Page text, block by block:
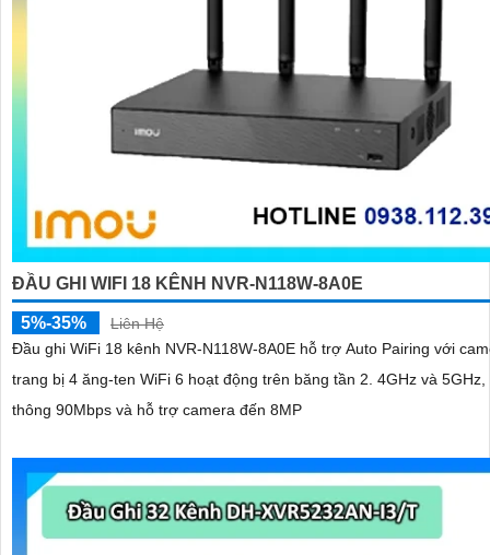
ĐẦU GHI WIFI 18 KÊNH NVR-N118W-8A0E
5%-35%
Liên Hệ
Đầu ghi WiFi 18 kênh NVR-N118W-8A0E hỗ trợ Auto Pairing với
trang bị 4 ăng-ten WiFi 6 hoạt động trên băng tần 2. 4GHz và 5GHz,
thông 90Mbps và hỗ trợ camera đến 8MP